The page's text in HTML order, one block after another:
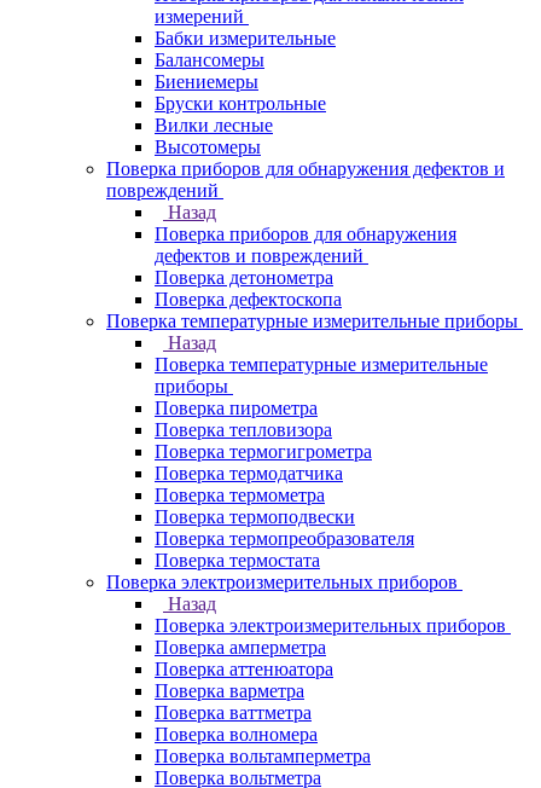
измерений
Бабки измерительные
Балансомеры
Биениемеры
Бруски контрольные
Вилки лесные
Высотомеры
Поверка приборов для обнаружения дефектов и
повреждений
Назад
Поверка приборов для обнаружения
дефектов и повреждений
Поверка детонометра
Поверка дефектоскопа
Поверка температурные измерительные приборы
Назад
Поверка температурные измерительные
приборы
Поверка пирометра
Поверка тепловизора
Поверка термогигрометра
Поверка термодатчика
Поверка термометра
Поверка термоподвески
Поверка термопреобразователя
Поверка термостата
Поверка электроизмерительных приборов
Назад
Поверка электроизмерительных приборов
Поверка амперметра
Поверка аттенюатора
Поверка варметра
Поверка ваттметра
Поверка волномера
Поверка вольтамперметра
Поверка вольтметра